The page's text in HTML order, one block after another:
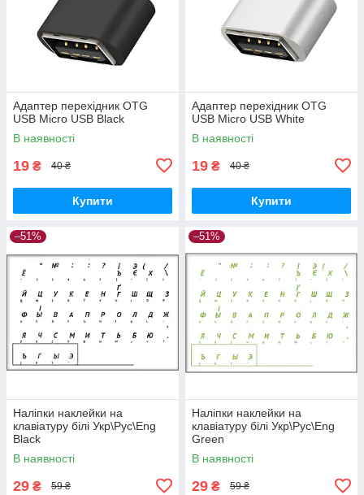
Адаптер перехідник OTG
USB Micro USB Black
В наявності
19 ₴ 40 ₴
Купити
Адаптер перехідник OTG
USB Micro USB White
В наявності
19 ₴ 40 ₴
Купити
–51%
Наліпки наклейки на
клавіатуру білі Укр\Рус\Eng
Black
В наявності
29 ₴ 59 ₴
–51%
Наліпки наклейки на
клавіатуру білі Укр\Рус\Eng
Green
В наявності
29 ₴ 59 ₴